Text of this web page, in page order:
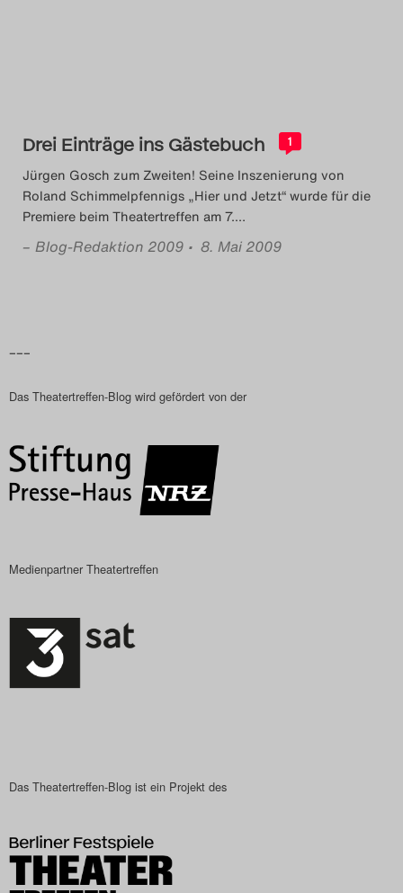
Das Theatertreffen-Blog
2015
Das Theatertreffen-Blog
2016
Das Theatertreffen-Blog
2018
Das Theatertreffen-Blog
2018 Alumni
Das Theatertreffen-Blog
Das Theatertreffen-Blog
2022
Das Theatertreffen-Blog
2023
Drei Einträge ins Gästebuch 1
Jürgen Gosch zum Zweiten! Seine Inszenierung von
Roland Schimmelpfennigs „Hier und Jetzt“ wurde für die
Premiere beim Theatertreffen am 7.…
– Blog-Redaktion 2009 • 8. Mai 2009
–––
Das Theatertreffen-Blog wird gefördert von der
Medienpartner Theatertreffen
Das Theatertreffen-Blog ist ein Projekt des